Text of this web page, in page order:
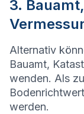
3.
Alternativ
Bauamt,
wenden. Als
werden.